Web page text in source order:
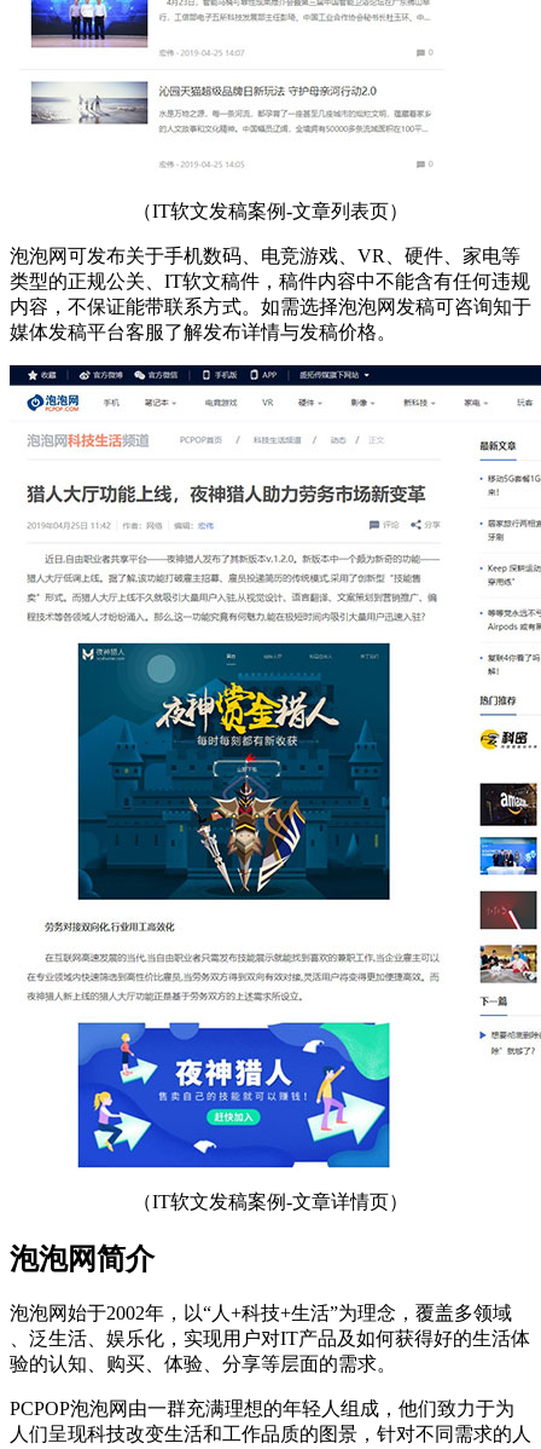
（IT软文发稿案例-文章列表页）
泡泡网可发布关于手机数码、电竞游戏、VR、硬件、家电等
类型的正规公关、IT软文稿件，稿件内容中不能含有任何违规
内容，不保证能带联系方式。如需选择泡泡网发稿可咨询知于
媒体发稿平台客服了解发布详情与发稿价格。
（IT软文发稿案例-文章详情页）
泡泡网简介
泡泡网始于2002年，以“人+科技+生活”为理念，覆盖多领域
、泛生活、娱乐化，实现用户对IT产品及如何获得好的生活体
验的认知、购买、体验、分享等层面的需求。
PCPOP泡泡网由一群充满理想的年轻人组成，他们致力于为
人们呈现科技改变生活和工作品质的图景，针对不同需求的人